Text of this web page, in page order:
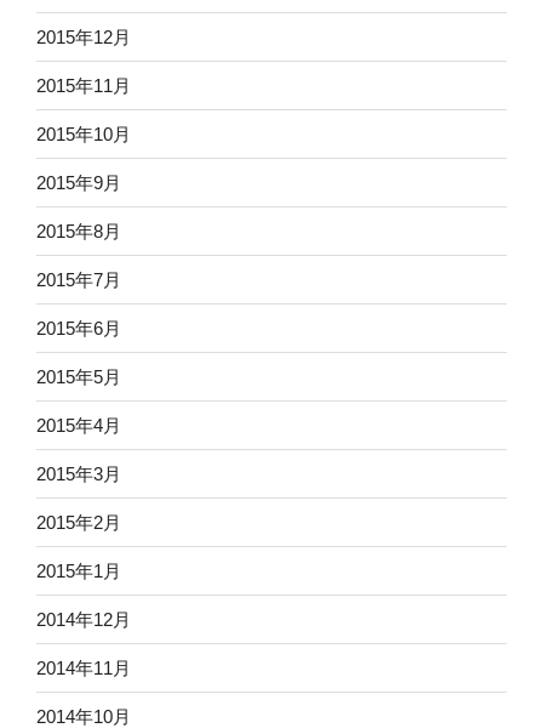
2015年12月
2015年11月
2015年10月
2015年9月
2015年8月
2015年7月
2015年6月
2015年5月
2015年4月
2015年3月
2015年2月
2015年1月
2014年12月
2014年11月
2014年10月